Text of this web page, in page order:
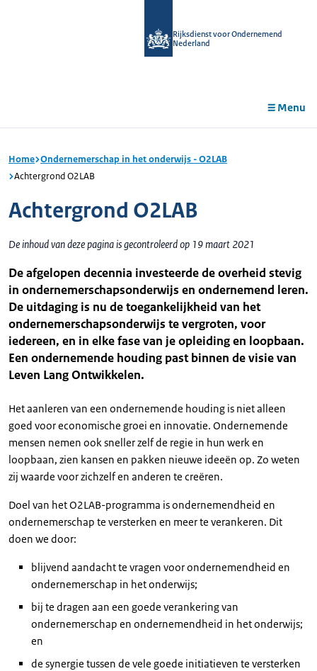
Rijksdienst voor Ondernemend
Nederland
Menu
Home Ondernemerschap in het onderwijs - O2LAB
Achtergrond O2LAB
Achtergrond O2LAB
De inhoud van deze pagina is gecontroleerd op 19 maart 2021
De afgelopen decennia investeerde de overheid stevig
in ondernemerschapsonderwijs en ondernemend leren.
De uitdaging is nu de toegankelijkheid van het
ondernemerschapsonderwijs te vergroten, voor
iedereen, en in elke fase van je opleiding en loopbaan.
Een ondernemende houding past binnen de visie van
Leven Lang Ontwikkelen.
Het aanleren van een ondernemende houding is niet alleen
goed voor economische groei en innovatie. Ondernemende
mensen nemen ook sneller zelf de regie in hun werk en
loopbaan, zien kansen en pakken nieuwe ideeën op. Zo weten
zij waarde voor zichzelf en anderen te creëren.
Doel van het O2LAB-programma is ondernemendheid en
ondernemerschap te versterken en meer te verankeren. Dit
doen we door:
blijvend aandacht te vragen voor ondernemendheid en
ondernemerschap in het onderwijs;
bij te dragen aan een goede verankering van
ondernemerschap en ondernemendheid in het onderwijs;
en
de synergie tussen de vele goede initiatieven te versterken